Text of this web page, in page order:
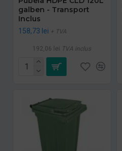
galben - Transport
Inclus
158,73 lei + TVA
192,06 lei TVA inclus